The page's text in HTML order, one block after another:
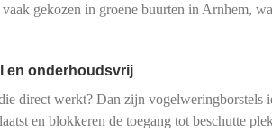
gekozen in groene buurten in Arnhem,
en onderhoudsvrij
direct werkt? Dan zijn vogelweringborstels
en blokkeren de toegang tot beschutte